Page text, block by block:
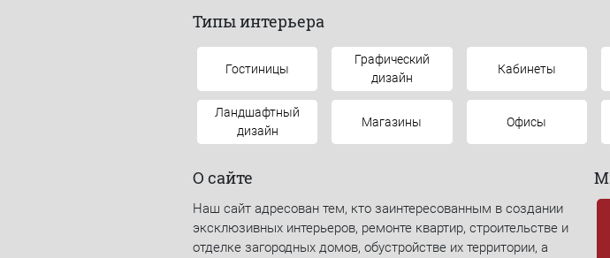
Типы интерьера
Гостиницы
Графический
дизайн
Кабинеты
Ландшафтный
дизайн
Магазины Офисы
О сайте
Наш сайт адресован тем, кто заинтересованным в создании
эксклюзивных интерьеров, ремонте квартир, строительстве и
отделке загородных домов, обустройстве их территории, а